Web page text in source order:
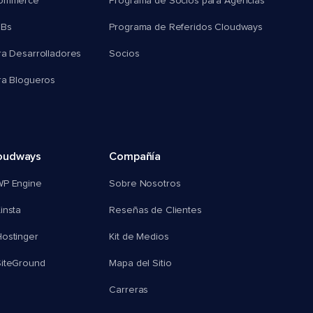
Desarrolladores
Blogueros
Programa de Referidos Cloudways
Socios
Engine
Compañía
Sobre Nosotros
Reseñas de Clientes
Kit de Medios
Mapa del Sitio
Carreras